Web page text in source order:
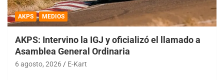
AKPS MEDIOS
AKPS: Intervino la IGJ y oficializó el llamado a
Asamblea General Ordinaria
6 agosto, 2026 E-Kart